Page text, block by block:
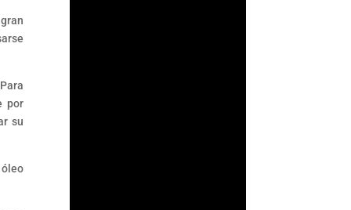
por
su
óleo